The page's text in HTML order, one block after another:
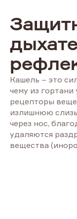
Кашель – это
чему из
рецепторы
излишнюю
через нос,
удаляются
вещества